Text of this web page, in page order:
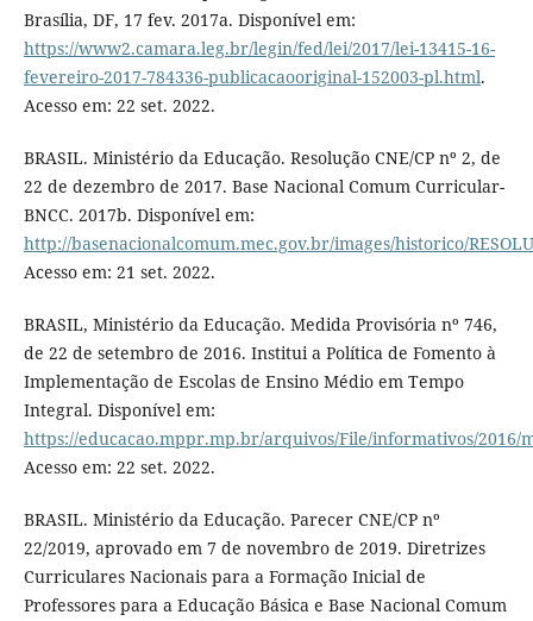
Brasília, DF, 17 fev. 2017a. Disponível em:
https://www2.camara.leg.br/legin/fed/lei/2017/lei-13415-16-
fevereiro-2017-784336-publicacaooriginal-152003-pl.html.
Acesso em: 22 set. 2022.
BRASIL. Ministério da Educação. Resolução CNE/CP nº 2, de
22 de dezembro de 2017. Base Nacional Comum Curricular-
BNCC. 2017b. Disponível em:
http://basenacionalcomum.mec.gov.br/images/historico/
Acesso em: 21 set. 2022.
BRASIL, Ministério da Educação. Medida Provisória nº 746,
de 22 de setembro de 2016. Institui a Política de Fomento à
Implementação de Escolas de Ensino Médio em Tempo
Integral. Disponível em:
https://educacao.mppr.mp.br/arquivos/File/informativos/2016/
Acesso em: 22 set. 2022.
BRASIL. Ministério da Educação. Parecer CNE/CP nº
22/2019, aprovado em 7 de novembro de 2019. Diretrizes
Curriculares Nacionais para a Formação Inicial de
Professores para a Educação Básica e Base Nacional Comum